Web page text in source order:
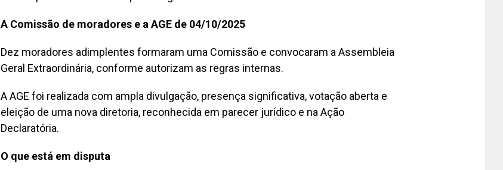
A Comissão de moradores e a AGE de 04/10/2025
Dez moradores adimplentes formaram uma Comissão e convocaram a Assembleia
Geral Extraordinária, conforme autorizam as regras internas.
A AGE foi realizada com ampla divulgação, presença significativa, votação aberta e
eleição de uma nova diretoria, reconhecida em parecer jurídico e na Ação
Declaratória.
O que está em disputa